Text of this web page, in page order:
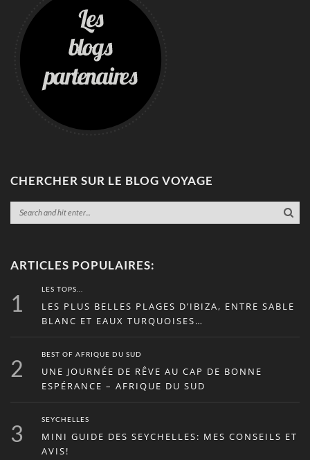
CHERCHER SUR LE BLOG VOYAGE
ARTICLES POPULAIRES:
1
LES TOPS...
LES PLUS BELLES PLAGES D’IBIZA, ENTRE SABLE
BLANC ET EAUX TURQUOISES…
2
BEST OF AFRIQUE DU SUD
UNE JOURNÉE DE RÊVE AU CAP DE BONNE
ESPÉRANCE – AFRIQUE DU SUD
3
SEYCHELLES
MINI GUIDE DES SEYCHELLES: MES CONSEILS ET
AVIS!